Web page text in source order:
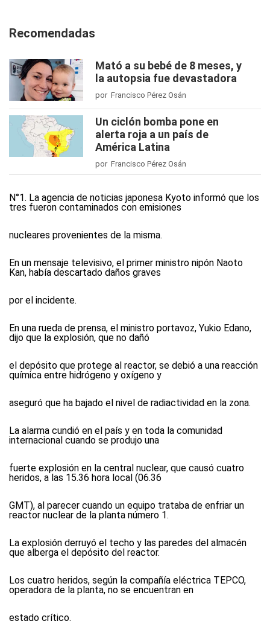
Recomendadas
Mató a su bebé de 8 meses, y
la autopsia fue devastadora
por Francisco Pérez Osán
Un ciclón bomba pone en
alerta roja a un país de
América Latina
por Francisco Pérez Osán
N°1. La agencia de noticias japonesa Kyoto informó que los
tres fueron contaminados con emisiones
nucleares provenientes de la misma.
En un mensaje televisivo, el primer ministro nipón Naoto
Kan, había descartado daños graves
por el incidente.
En una rueda de prensa, el ministro portavoz, Yukio Edano,
dijo que la explosión, que no dañó
el depósito que protege al reactor, se debió a una reacción
química entre hidrógeno y oxígeno y
aseguró que ha bajado el nivel de radiactividad en la zona.
La alarma cundió en el país y en toda la comunidad
internacional cuando se produjo una
fuerte explosión en la central nuclear, que causó cuatro
heridos, a las 15.36 hora local (06.36
GMT), al parecer cuando un equipo trataba de enfriar un
reactor nuclear de la planta número 1.
La explosión derruyó el techo y las paredes del almacén
que alberga el depósito del reactor.
Los cuatro heridos, según la compañía eléctrica TEPCO,
operadora de la planta, no se encuentran en
estado crítico.